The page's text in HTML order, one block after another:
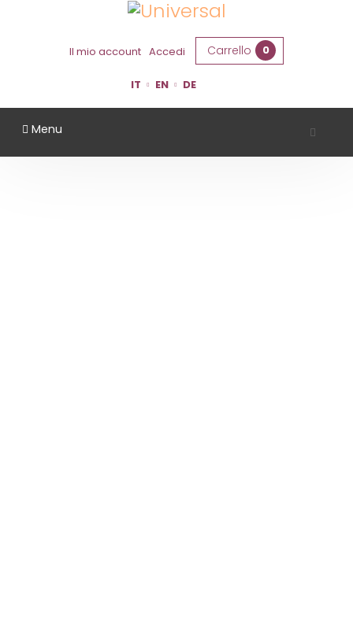
Il mio account Accedi Carrello 0
IT EN DE
Menu